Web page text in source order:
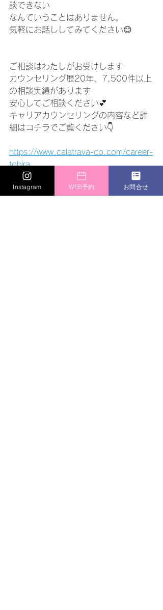
談できない
なんていうことはありません。
気軽にお話ししてみてください😊
ご相談はわたしがお受けします
カウンセリング歴20年、7,500件以上
の相談実績があります
安心してご相談ください💕
キャリアカウンセリングの内容など詳
細はコチラでご覧ください👇
https://www.calatrava-co.com/career-
tobira
Instagram WEB予約 お問合せ